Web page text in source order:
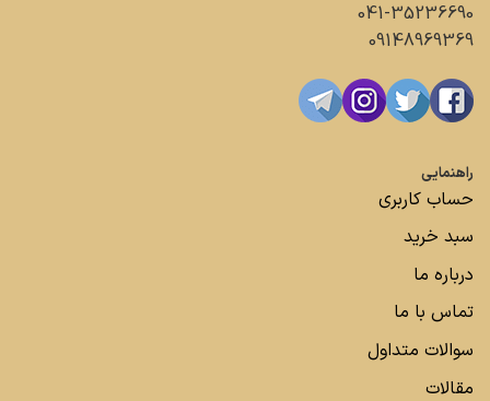
041-35236690
09148969369
راهنمایی
حساب کاربری
سبد خرید
درباره ما
تماس با ما
سوالات متداول
مقالات